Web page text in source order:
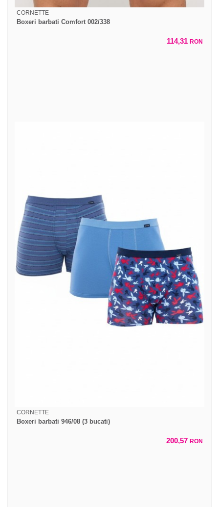
CORNETTE
Boxeri barbati Comfort 002/338
114,31 RON
CORNETTE
Boxeri barbati 946/08 (3 bucati)
200,57 RON